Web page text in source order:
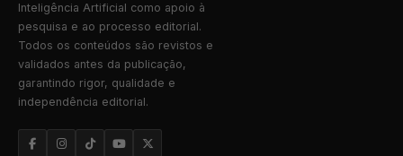
Inteligência Artificial como apoio à
pesquisa e ao processo editorial.
Todos os conteúdos são revistos e
validados antes da publicação,
garantindo rigor, qualidade e
independência editorial.